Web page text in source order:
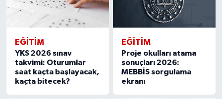
EĞITIM
YKS 2026 sınav
takvimi: Oturumlar
saat kaçta başlayacak,
kaçta bitecek?
EĞITIM
Proje okulları atama
sonuçları 2026:
MEBBİS sorgulama
ekranı